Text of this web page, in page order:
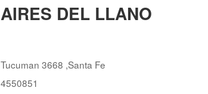
AIRES DEL LLANO
Tucuman 3668 ,Santa Fe
4550851